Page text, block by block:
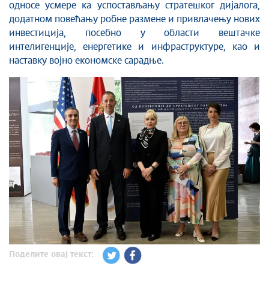
односе усмере ка успостављању стратешког дијалога,
додатном повећању робне размене и привлачењу нових
инвестиција, посебно у области вештачке
интелигенције, енергетике и инфраструктуре, као и
наставку војно економске сарадње.
Поделите овај текст: